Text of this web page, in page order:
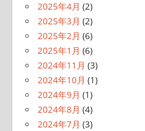
2025年4月 (2)
2025年3月 (2)
2025年2月 (6)
2025年1月 (6)
2024年11月 (3)
2024年10月 (1)
2024年9月 (1)
2024年8月 (4)
2024年7月 (3)